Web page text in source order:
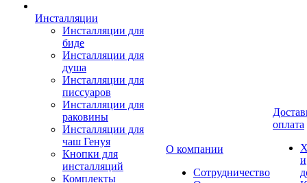
Инсталляции
Инсталляции для
биде
Инсталляции для
душа
Инсталляции для
писсуаров
Инсталляции для
раковины
Инсталляции для
чаш Генуя
Кнопки для
инсталляций
Комплекты
О компании
Сотрудничество
оплата
и